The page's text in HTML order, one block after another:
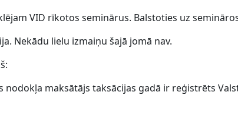
VID rīkotos seminārus. Balstoties uz
Nekādu lielu izmaiņu šajā jomā nav.
nodokļa maksātājs taksācijas gadā ir reģistrēts